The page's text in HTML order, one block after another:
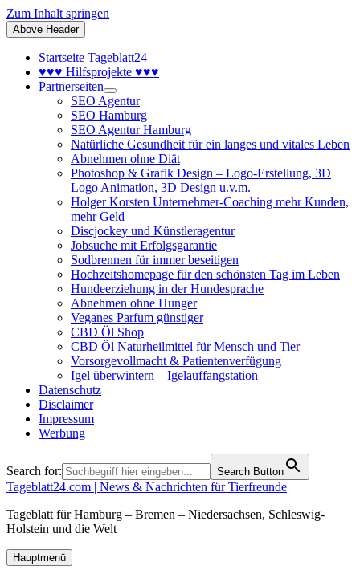
Zum Inhalt springen
Above Header
Startseite Tageblatt24
♥♥♥ Hilfsprojekte ♥♥♥
Partnerseiten
SEO Agentur
SEO Hamburg
SEO Agentur Hamburg
Natürliche Gesundheit für ein langes und vitales Leben
Abnehmen ohne Diät
Photoshop & Grafik Design – Logo-Erstellung, 3D
Logo Animation, 3D Design u.v.m.
Holger Korsten Unternehmer-Coaching mehr Kunden,
mehr Geld
Discjockey und Künstleragentur
Jobsuche mit Erfolgsgarantie
Sodbrennen für immer beseitigen
Hochzeitshomepage für den schönsten Tag im Leben
Hundeerziehung in der Hundesprache
Abnehmen ohne Hunger
Veganes Parfum günstiger
CBD Öl Shop
CBD Öl Naturheilmittel für Mensch und Tier
Vorsorgevollmacht & Patientenverfügung
Igel überwintern – Igelauffangstation
Datenschutz
Disclaimer
Impressum
Werbung
Search for: Search Button
Tageblatt24.com | News & Nachrichten für Tierfreunde
Tageblatt für Hamburg – Bremen – Niedersachsen, Schleswig-
Holstein und die Welt
Hauptmenü